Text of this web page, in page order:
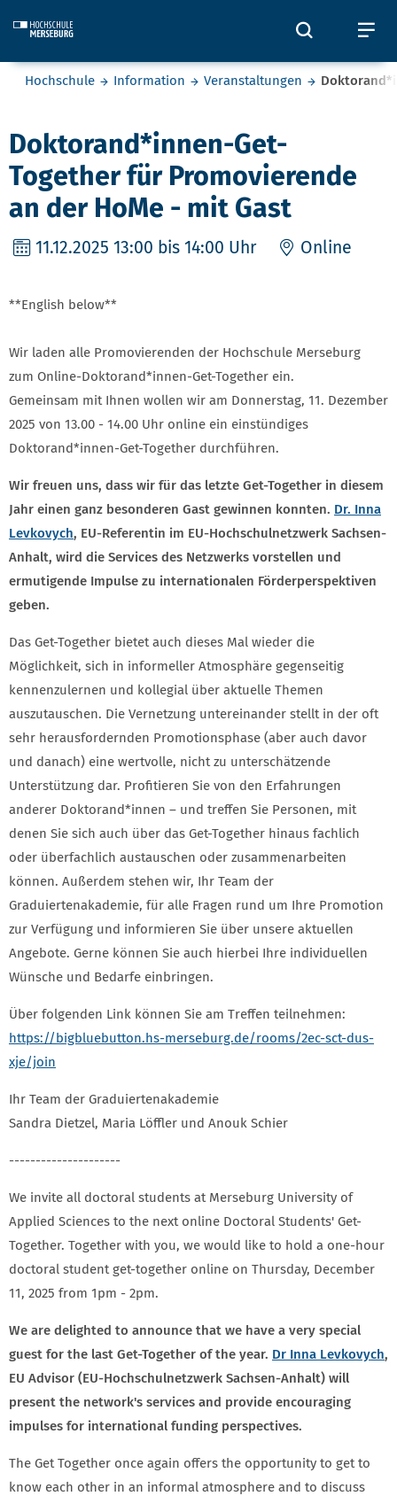
Öffnet
Sie befinden sich hier:
Hochschule Information Veranstaltungen
Doktorand*innen-Get-
Together für Promovierende
an der HoMe - mit Gast
11.12.2025 13:00 bis 14:00 Uhr Online
**English below**
Wir laden alle Promovierenden der Hochschule Merseburg
zum Online-Doktorand*innen-Get-Together ein.
Gemeinsam mit Ihnen wollen wir am Donnerstag, 11. Dezember
2025 von 13.00 - 14.00 Uhr online ein einstündiges
Doktorand*innen-Get-Together durchführen.
Wir freuen uns, dass wir für das letzte Get-Together in diesem
Jahr einen ganz besonderen Gast gewinnen konnten. Dr. Inna
Levkovych, EU-Referentin im EU-Hochschulnetzwerk Sachsen-
Anhalt, wird die Services des Netzwerks vorstellen und
ermutigende Impulse zu internationalen Förderperspektiven
geben.
Das Get-Together bietet auch dieses Mal wieder die
Möglichkeit, sich in informeller Atmosphäre gegenseitig
kennenzulernen und kollegial über aktuelle Themen
auszutauschen. Die Vernetzung untereinander stellt in der oft
sehr herausfordernden Promotionsphase (aber auch davor
und danach) eine wertvolle, nicht zu unterschätzende
Unterstützung dar. Profitieren Sie von den Erfahrungen
anderer Doktorand*innen – und treffen Sie Personen, mit
denen Sie sich auch über das Get-Together hinaus fachlich
oder überfachlich austauschen oder zusammenarbeiten
können. Außerdem stehen wir, Ihr Team der
Graduiertenakademie, für alle Fragen rund um Ihre Promotion
zur Verfügung und informieren Sie über unsere aktuellen
Angebote. Gerne können Sie auch hierbei Ihre individuellen
Wünsche und Bedarfe einbringen.
Über folgenden Link können Sie am Treffen teilnehmen:
https://bigbluebutton.hs-merseburg.de/rooms/2ec-sct-dus-
xje/join
Ihr Team der Graduiertenakademie
Sandra Dietzel, Maria Löffler und Anouk Schier
---------------------
We invite all doctoral students at Merseburg University of
Applied Sciences to the next online Doctoral Students' Get-
Together. Together with you, we would like to hold a one-hour
doctoral student get-together online on Thursday, December
11, 2025 from 1pm - 2pm.
We are delighted to announce that we have a very special
guest for the last Get-Together of the year. Dr Inna Levkovych,
EU Advisor (EU-Hochschulnetzwerk Sachsen-Anhalt) will
present the network's services and provide encouraging
impulses for international funding perspectives.
The Get Together once again offers the opportunity to get to
know each other in an informal atmosphere and to discuss